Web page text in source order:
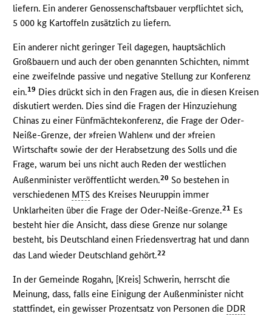
liefern. Ein anderer Genossenschaftsbauer verpflichtet sich,
5 000 kg Kartoffeln zusätzlich zu liefern.
Ein anderer nicht geringer Teil dagegen, hauptsächlich
Großbauern und auch der oben genannten Schichten, nimmt
eine zweifelnde passive und negative Stellung zur Konferenz
ein.19 Dies drückt sich in den Fragen aus, die in diesen Kreisen
diskutiert werden. Dies sind die Fragen der Hinzuziehung
Chinas zu einer Fünfmächtekonferenz, die Frage der Oder-
Neiße-Grenze, der »freien Wahlen« und der »freien
Wirtschaft« sowie der der Herabsetzung des Solls und die
Frage, warum bei uns nicht auch Reden der westlichen
Außenminister veröffentlicht werden.20 So bestehen in
verschiedenen MTS des Kreises Neuruppin immer
Unklarheiten über die Frage der Oder-Neiße-Grenze.21 Es
besteht hier die Ansicht, dass diese Grenze nur solange
besteht, bis Deutschland einen Friedensvertrag hat und dann
das Land wieder Deutschland gehört.22
In der Gemeinde Rogahn, [Kreis] Schwerin, herrscht die
Meinung, dass, falls eine Einigung der Außenminister nicht
stattfindet, ein gewisser Prozentsatz von Personen die DDR